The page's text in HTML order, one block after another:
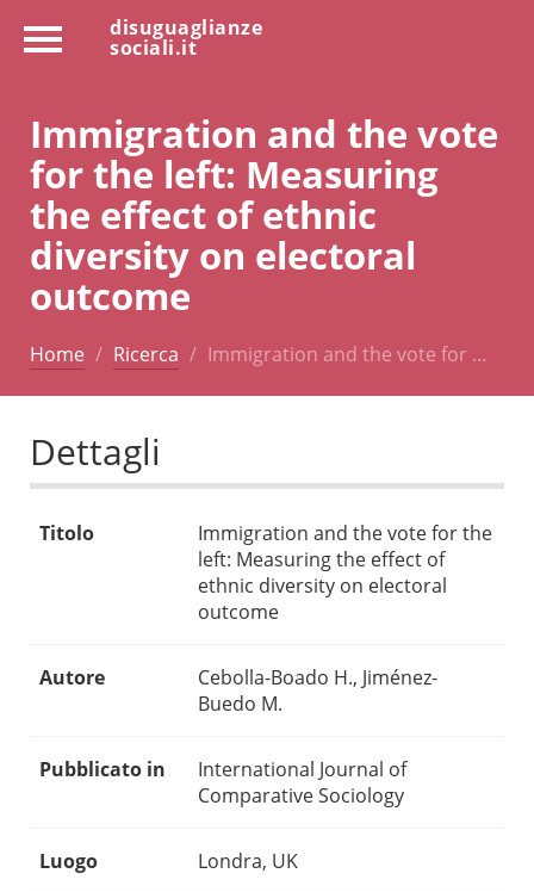
disuguaglianze
sociali.it
Immigration and the vote
for the left: Measuring
the effect of ethnic
diversity on electoral
outcome
Home Ricerca Immigration and the vote for …
Dettagli
Titolo
Immigration and the vote for the
left: Measuring the effect of
ethnic diversity on electoral
outcome
Autore
Cebolla-Boado H., Jiménez-
Buedo M.
Pubblicato in
International Journal of
Comparative Sociology
Luogo Londra, UK